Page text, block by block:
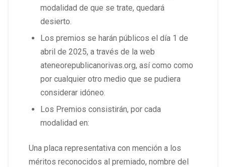
modalidad de que se trate, quedará
desierto.
Los premios se harán públicos el día 1 de
abril de 2025, a través de la web
ateneorepublicanorivas.org, así como como
por cualquier otro medio que se pudiera
considerar idóneo.
Los Premios consistirán, por cada
modalidad en:
Una placa representativa con mención a los
méritos reconocidos al premiado, nombre del